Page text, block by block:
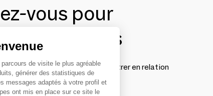
vous pour
les marques
de l'expérience MOM et de rentrer en relation
créez-vous un compte.
de visite le plus agréable
générer des statistiques de
messages adaptés à votre profil et
ont mis en place sur ce site le